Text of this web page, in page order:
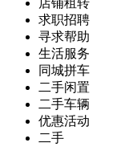
店铺租转
求职招聘
寻求帮助
生活服务
同城拼车
二手闲置
二手车辆
优惠活动
二手